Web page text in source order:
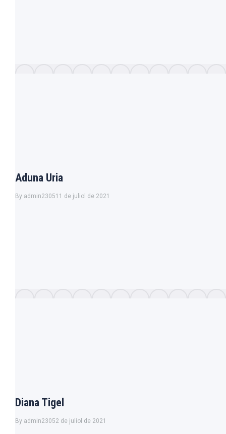
Aduna Uria
By admin230511 de juliol de 2021
Diana Tigel
By admin23052 de juliol de 2021